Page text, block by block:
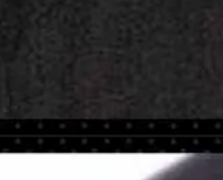
https://danidrops.com.br/es/cabello-